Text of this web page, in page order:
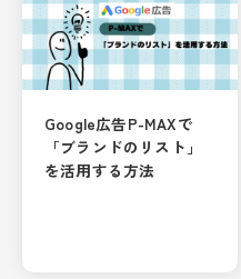
Google広告P-MAXで
「ブランドのリスト」
を活用する方法